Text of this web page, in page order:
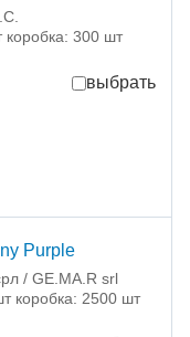
коробка: 300 шт
выбрать
Purple
/ GE.MA.R srl
коробка: 2500 шт